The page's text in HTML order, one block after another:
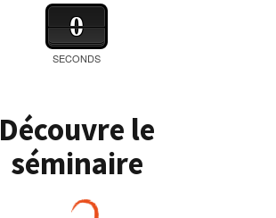
0
SECONDS
Découvre le
séminaire